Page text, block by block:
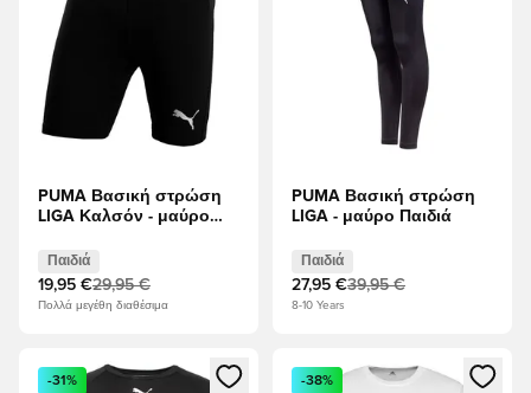
PUMA Βασική στρώση
LIGA Καλσόν - μαύρο
Παιδιά
19,95 €29,95 €
Πολλά μεγέθη διαθέσιμα
PUMA Βασική στρώση
LIGA - μαύρο Παιδιά
Παιδιά
27,95 €39,95 €
8-10 Years
Ανοίγει ένα Modal για να συνδεθείτε ή να εγγραφείτε ως
-31%
Ανοίγει ένα Modal για να
-38%